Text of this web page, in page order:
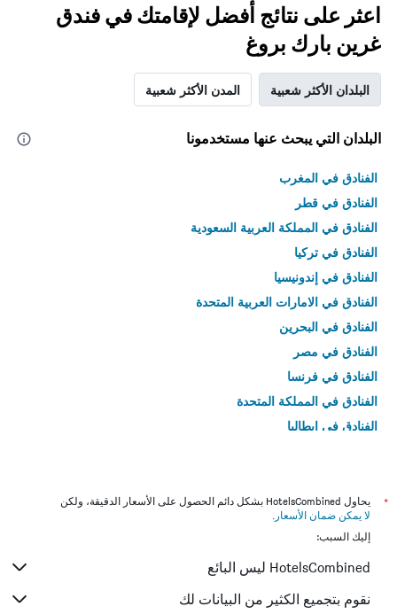
اعثر على نتائج أفضل لإقامتك في فندق
غرين بارك بروغ
البلدان الأكثر شعبية المدن الأكثر شعبية
البلدان التي يبحث عنها مستخدمونا
الفنادق في المغرب
الفنادق في قطر
الفنادق في المملكة العربية السعودية
الفنادق في تركيا
الفنادق في إندونيسيا
الفنادق في الامارات العربية المتحدة
الفنادق في البحرين
الفنادق في مصر
الفنادق في فرنسا
الفنادق في المملكة المتحدة
الفنادق في إيطاليا
*
يحاول HotelsCombined بشكل دائم الحصول على الأسعار الدقيقة، ولكن
لا يمكن ضمان الأسعار .
إليك السبب:
HotelsCombined ليس البائع
نقوم بتجميع الكثير من البيانات لك